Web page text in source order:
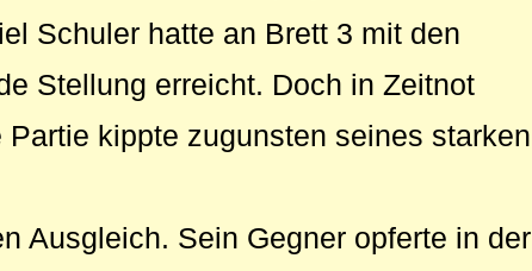
Schuler hatte an Brett 3 mit den
Stellung erreicht. Doch in Zeitnot
kippte zugunsten seines starken
Ausgleich. Sein Gegner opferte in der